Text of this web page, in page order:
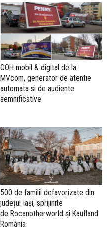
OOH mobil & digital de la
MVcom, generator de atentie
automata si de audiente
semnificative
500 de familii defavorizate din
județul Iași, sprijinite
de Rocanotherworld și Kaufland
România